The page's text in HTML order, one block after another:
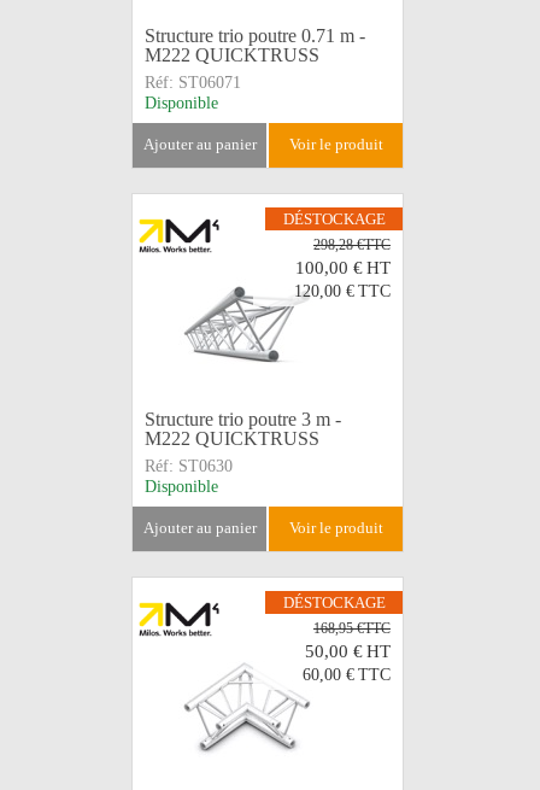
Structure trio poutre 0.71 m -
M222 QUICKTRUSS
Réf: ST06071
Disponible
ajouter au panier voir le produit
DÉSTOCKAGE
298,28 €TTC
100,00 €HT
120,00 € TTC
Structure trio poutre 3 m -
M222 QUICKTRUSS
Réf: ST0630
Disponible
ajouter au panier voir le produit
DÉSTOCKAGE
168,95 €TTC
50,00 €HT
60,00 € TTC